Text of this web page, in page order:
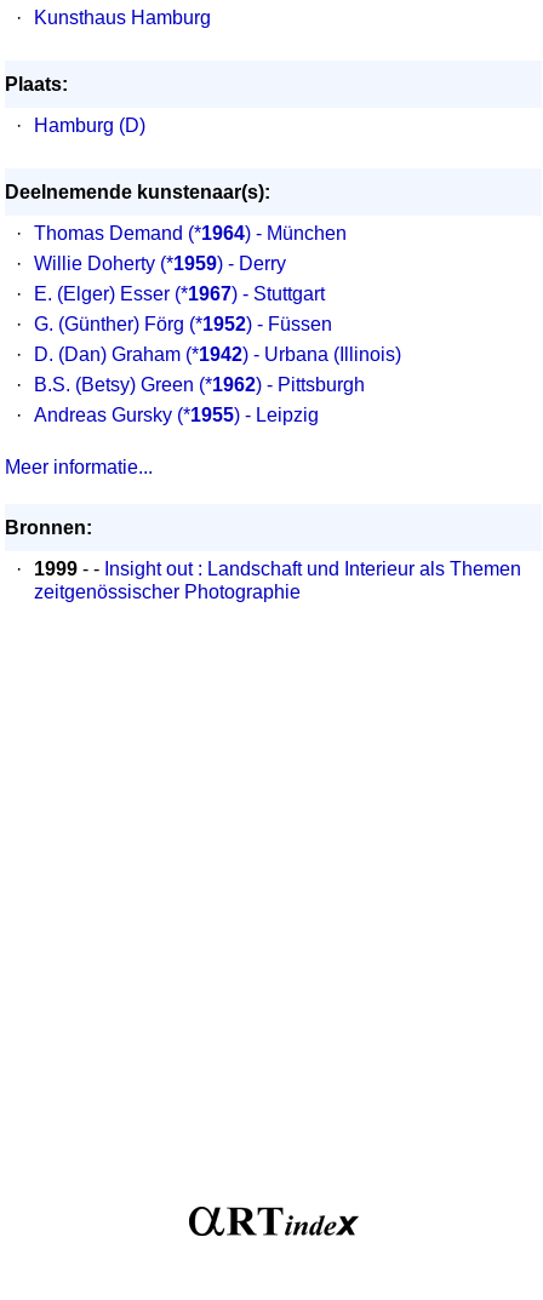
·
Kunsthaus Hamburg
Plaats:
·
Hamburg (D)
Deelnemende kunstenaar(s):
·
Thomas Demand (*1964) - München
·
Willie Doherty (*1959) - Derry
·
E. (Elger) Esser (*1967) - Stuttgart
·
G. (Günther) Förg (*1952) - Füssen
·
D. (Dan) Graham (*1942) - Urbana (Illinois)
·
B.S. (Betsy) Green (*1962) - Pittsburgh
·
Andreas Gursky (*1955) - Leipzig
Meer informatie...
Bronnen:
·
1999 - - Insight out : Landschaft und Interieur als Themen
zeitgenössischer Photographie